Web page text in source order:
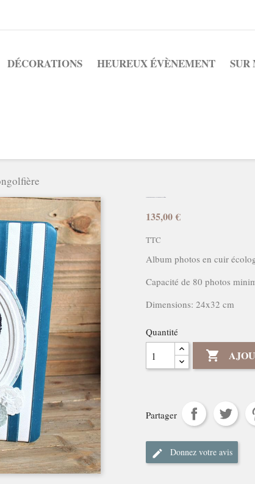
DÉCORATIONS HEUREUX ÉVÈNEMENT SUR
135,00 €
TTC
Album photos en cuir
Capacité de 80 photos
Dimensions: 24x32 cm
Quantité

Partager
Donnez votre avis